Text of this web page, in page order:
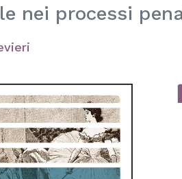
nei processi